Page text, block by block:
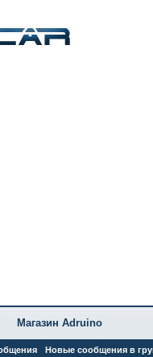
Новые сообщения в
Магазин Adruino